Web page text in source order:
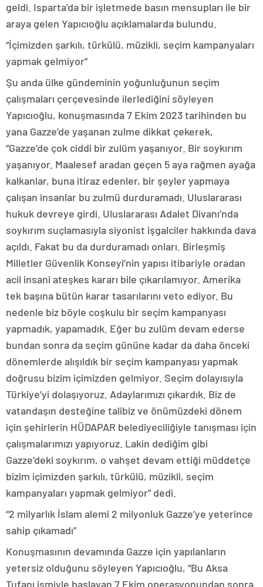
geldi. Isparta’da bir işletmede basın mensupları ile bir
araya gelen Yapıcıoğlu açıklamalarda bulundu.
“İçimizden şarkılı, türkülü, müzikli, seçim kampanyaları
yapmak gelmiyor”
Şu anda ülke gündeminin yoğunluğunun seçim
çalışmaları çerçevesinde ilerlediğini söyleyen
Yapıcıoğlu, konuşmasında 7 Ekim 2023 tarihinden bu
yana Gazze’de yaşanan zulme dikkat çekerek,
“Gazze’de çok ciddi bir zulüm yaşanıyor. Bir soykırım
yaşanıyor. Maalesef aradan geçen 5 aya rağmen ayağa
kalkanlar, buna itiraz edenler, bir şeyler yapmaya
çalışan insanlar bu zulmü durduramadı. Uluslararası
hukuk devreye girdi. Uluslararası Adalet Divanı’nda
soykırım suçlamasıyla siyonist işgalciler hakkında dava
açıldı. Fakat bu da durduramadı onları. Birleşmiş
Milletler Güvenlik Konseyi’nin yapısı itibariyle oradan
acil insani ateşkes kararı bile çıkarılamıyor. Amerika
tek başına bütün karar tasarılarını veto ediyor. Bu
nedenle biz böyle coşkulu bir seçim kampanyası
yapmadık, yapamadık. Eğer bu zulüm devam ederse
bundan sonra da seçim gününe kadar da daha önceki
dönemlerde alışıldık bir seçim kampanyası yapmak
doğrusu bizim içimizden gelmiyor. Seçim dolayısıyla
Türkiye’yi dolaşıyoruz. Adaylarımızı çıkardık. Biz de
vatandaşın desteğine talibiz ve önümüzdeki dönem
için şehirlerin HÜDAPAR belediyeciliğiyle tanışması için
çalışmalarımızı yapıyoruz. Lakin dediğim gibi
Gazze’deki soykırım, o vahşet devam ettiği müddetçe
bizim içimizden şarkılı, türkülü, müzikli, seçim
kampanyaları yapmak gelmiyor” dedi.
“2 milyarlık İslam alemi 2 milyonluk Gazze’ye yeterince
sahip çıkamadı”
Konuşmasının devamında Gazze için yapılanların
yetersiz olduğunu söyleyen Yapıcıoğlu, “Bu Aksa
Tufanı ismiyle başlayan 7 Ekim operasyonundan sonra